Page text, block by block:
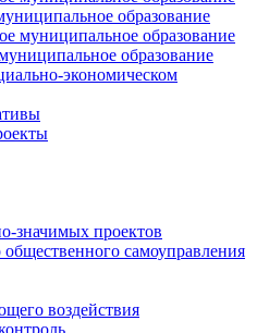
образование
муниципальное образование
образование
экономическом
значимых проектов
общественного самоуправления
воздействия